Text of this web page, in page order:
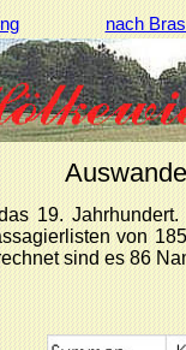
nach
19.
von
sind es 86